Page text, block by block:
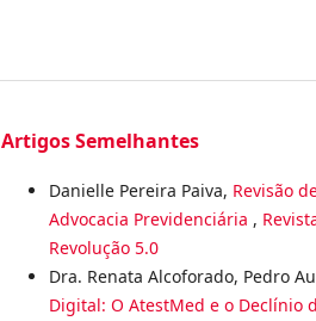
Artigos Semelhantes
Danielle Pereira Paiva, Revisão
Advocacia Previdenciária ,
Revolução 5.0
Dra. Renata Alcoforado, Pedro
Digital: O AtestMed e o Declínio